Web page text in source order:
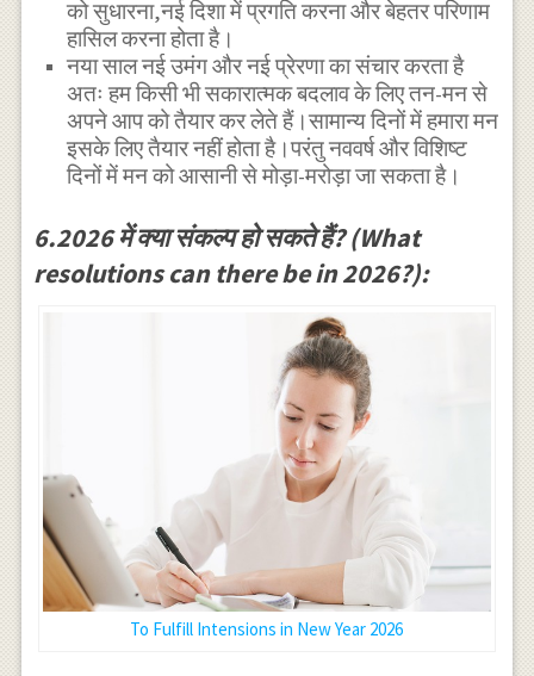
को सुधारना,नई दिशा में प्रगति करना और बेहतर परिणाम
हासिल करना होता है।
नया साल नई उमंग और नई प्रेरणा का संचार करता है
अतः हम किसी भी सकारात्मक बदलाव के लिए तन-मन से
अपने आप को तैयार कर लेते हैं।सामान्य दिनों में हमारा मन
इसके लिए तैयार नहीं होता है।परंतु नववर्ष और विशिष्ट
दिनों में मन को आसानी से मोड़ा-मरोड़ा जा सकता है।
6.2026 में क्या संकल्प हो सकते हैं? (What
resolutions can there be in 2026?):
To Fulfill Intensions in New Year 2026